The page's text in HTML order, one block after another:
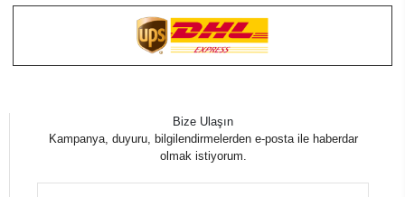
Bize Ulaşın
Kampanya, duyuru, bilgilendirmelerden e-posta ile haberdar
olmak istiyorum.